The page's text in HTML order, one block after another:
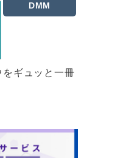
DMM
ギュッと一冊